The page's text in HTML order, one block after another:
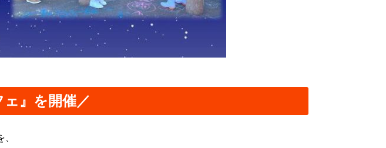
』を開催／